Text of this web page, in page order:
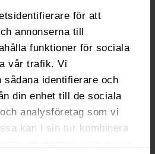
för att
annonserna till
funktioner för sociala
vår trafik. Vi
sådana identifierare och
din enhet till de sociala
analysföretag som vi
kan i sin tur kombinera
information som du har
maat